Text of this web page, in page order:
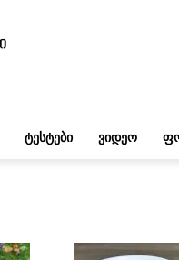
ᲢᲔᲡᲢᲔᲑᲘ ᲕᲘᲓᲔᲝ